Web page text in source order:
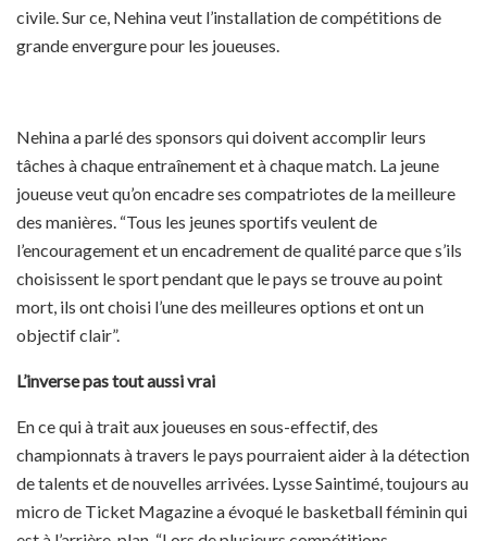
civile. Sur ce, Nehina veut l’installation de compétitions de
grande envergure pour les joueuses.
Nehina a parlé des sponsors qui doivent accomplir leurs
tâches à chaque entraînement et à chaque match. La jeune
joueuse veut qu’on encadre ses compatriotes de la meilleure
des manières. “Tous les jeunes sportifs veulent de
l’encouragement et un encadrement de qualité parce que s’ils
choisissent le sport pendant que le pays se trouve au point
mort, ils ont choisi l’une des meilleures options et ont un
objectif clair”.
L’inversepas tout aussi vrai
En ce qui à trait aux joueuses en sous-effectif, des
championnats à travers le pays pourraient aider à la détection
de talents et de nouvelles arrivées. Lysse Saintimé, toujours au
micro de Ticket Magazine a évoqué le basketball féminin qui